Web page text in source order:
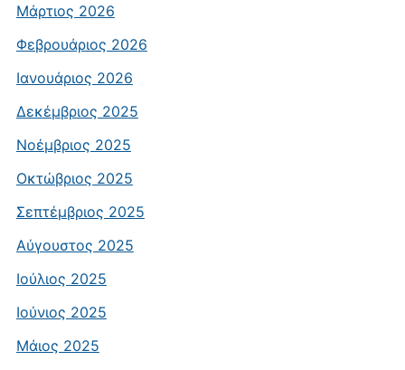
Μάρτιος 2026
Φεβρουάριος 2026
Ιανουάριος 2026
Δεκέμβριος 2025
Νοέμβριος 2025
Οκτώβριος 2025
Σεπτέμβριος 2025
Αύγουστος 2025
Ιούλιος 2025
Ιούνιος 2025
Μάιος 2025